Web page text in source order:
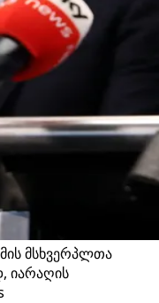
მსხვერპლთა
იარაღის